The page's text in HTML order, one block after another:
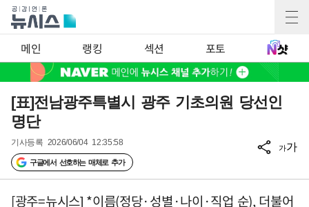
메인 랭킹 섹션 포토
[표]전남광주특별시 광주 기초의원 당선인
명단
기사등록 2026/06/04 12:35:58
구글에서 선호하는 매체로 추가
가가
[광주=뉴시스] *이름(정당·성별·나이·직업 순), 더불어